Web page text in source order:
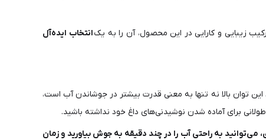
زیبایی و کارایی در این محصول، آن را به یکانتخاب ایده‌آل
. این توان بالا نه تنها به معنی قدرت بیشتر در جوشاندن آب است،
برای آماده شدن نوشیدنی‌های داغ خود نداشته باشید.
می‌توانید به راحتی آب را در چند دقیقه به جوش بیاورید و زمان